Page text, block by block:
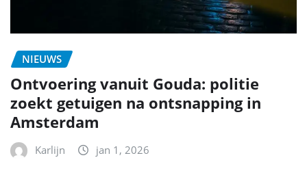
NIEUWS
Ontvoering vanuit Gouda: politie
zoekt getuigen na ontsnapping in
Amsterdam
Karlijn jan 1, 2026